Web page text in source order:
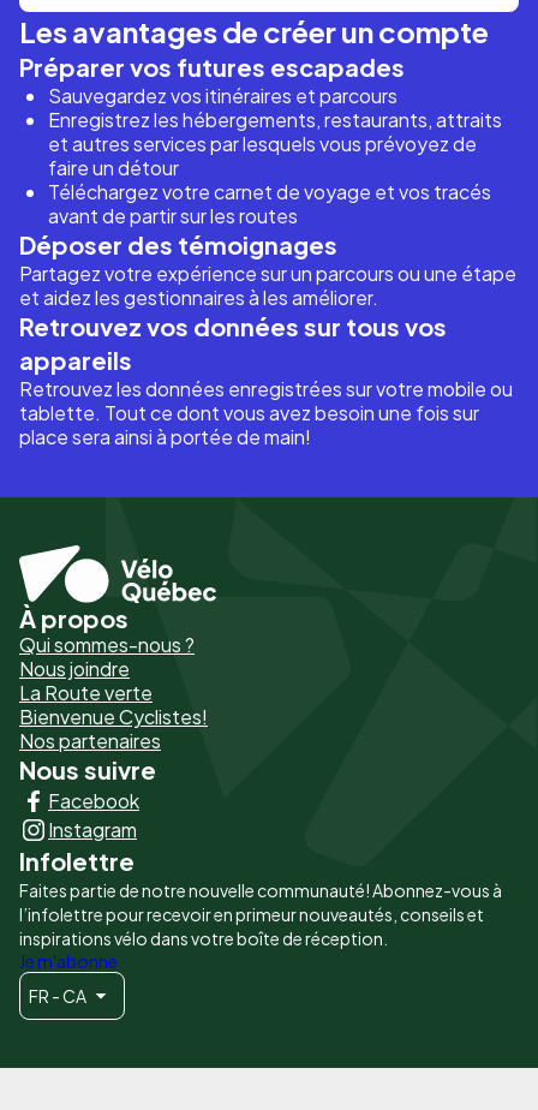
Les avantages de créer un compte
Préparer vos futures escapades
Sauvegardez vos itinéraires et parcours
Enregistrez les hébergements, restaurants, attraits
et autres services par lesquels vous prévoyez de
faire un détour
Téléchargez votre carnet de voyage et vos tracés
avant de partir sur les routes
Déposer des témoignages
Partagez votre expérience sur un parcours ou une étape
et aidez les gestionnaires à les améliorer.
Retrouvez vos données sur tous vos
appareils
Retrouvez les données enregistrées sur votre mobile ou
tablette. Tout ce dont vous avez besoin une fois sur
place sera ainsi à portée de main!
Pied
de
page
-
Liens
principaux
À propos
Qui sommes-nous ?
Nous joindre
La Route verte
Bienvenue Cyclistes!
Nos partenaires
Nous suivre
Facebook
Instagram
Infolettre
Faites partie de notre nouvelle communauté! Abonnez-vous à
l’infolettre pour recevoir en primeur nouveautés, conseils et
inspirations vélo dans votre boîte de réception.
Je m'abonne
FR - CA